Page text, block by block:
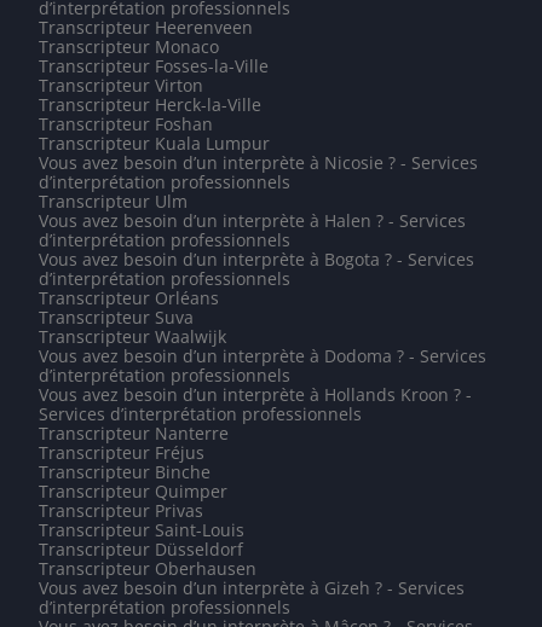
d’interprétation professionnels
Transcripteur Heerenveen
Transcripteur Monaco
Transcripteur Fosses-la-Ville
Transcripteur Virton
Transcripteur Herck-la-Ville
Transcripteur Foshan
Transcripteur Kuala Lumpur
Vous avez besoin d’un interprète à Nicosie ? - Services
d’interprétation professionnels
Transcripteur Ulm
Vous avez besoin d’un interprète à Halen ? - Services
d’interprétation professionnels
Vous avez besoin d’un interprète à Bogota ? - Services
d’interprétation professionnels
Transcripteur Orléans
Transcripteur Suva
Transcripteur Waalwijk
Vous avez besoin d’un interprète à Dodoma ? - Services
d’interprétation professionnels
Vous avez besoin d’un interprète à Hollands Kroon ? -
Services d’interprétation professionnels
Transcripteur Nanterre
Transcripteur Fréjus
Transcripteur Binche
Transcripteur Quimper
Transcripteur Privas
Transcripteur Saint-Louis
Transcripteur Düsseldorf
Transcripteur Oberhausen
Vous avez besoin d’un interprète à Gizeh ? - Services
d’interprétation professionnels